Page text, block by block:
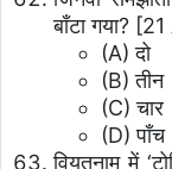
बाँटा गया? [21
(A) दो
(B) तीन
(C) चार
(D) पाँच
वियतनाम में